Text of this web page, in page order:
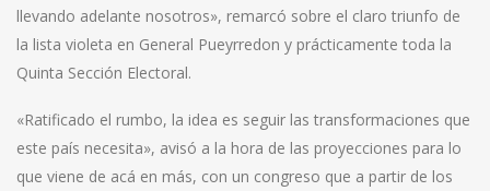
llevando adelante nosotros», remarcó sobre el claro triunfo de
la lista violeta en General Pueyrredon y prácticamente toda la
Quinta Sección Electoral.
«Ratificado el rumbo, la idea es seguir las transformaciones que
este país necesita», avisó a la hora de las proyecciones para lo
que viene de acá en más, con un congreso que a partir de los